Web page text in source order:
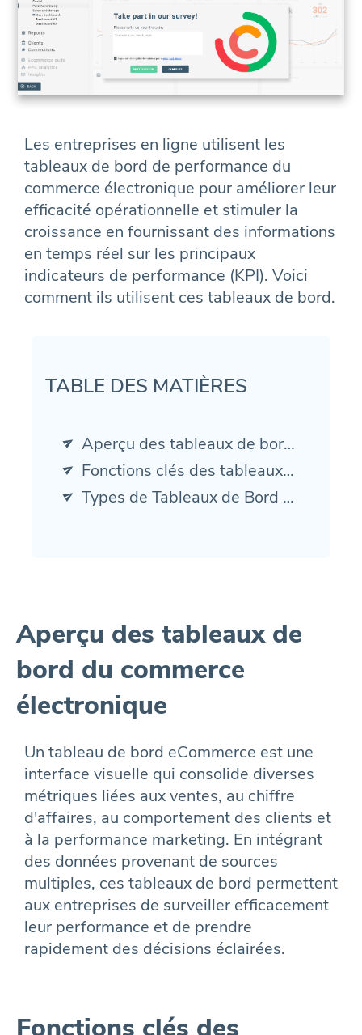
Les entreprises en ligne utilisent les
tableaux de bord de performance du
commerce électronique pour améliorer leur
efficacité opérationnelle et stimuler la
croissance en fournissant des informations
en temps réel sur les principaux
indicateurs de performance (KPI). Voici
comment ils utilisent ces tableaux de bord.
TABLE DES MATIÈRES
Aperçu des tableaux de bord du commerce électronique
Fonctions clés des tableaux de bord eCommerce
Types de Tableaux de Bord Utilisés
Aperçu des tableaux de
bord du commerce
électronique
Un tableau de bord eCommerce est une
interface visuelle qui consolide diverses
métriques liées aux ventes, au chiffre
d'affaires, au comportement des clients et
à la performance marketing. En intégrant
des données provenant de sources
multiples, ces tableaux de bord permettent
aux entreprises de surveiller efficacement
leur performance et de prendre
rapidement des décisions éclairées.